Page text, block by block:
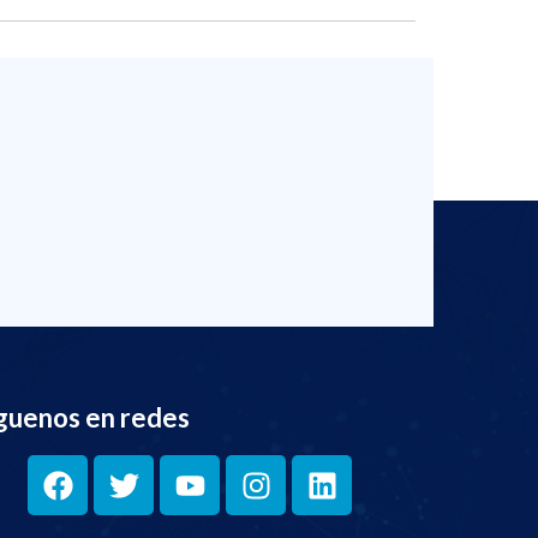
en redes